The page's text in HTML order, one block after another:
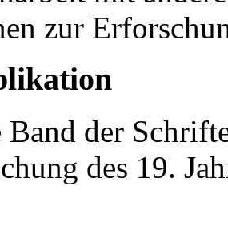
zur
der
des 19.